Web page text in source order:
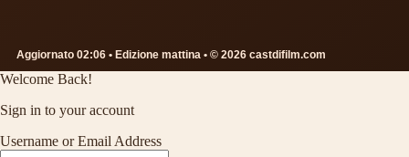
Aggiornato 02:06 • Edizione mattina • © 2026 castdifilm.com
Welcome Back!
Sign in to your account
Username or Email Address